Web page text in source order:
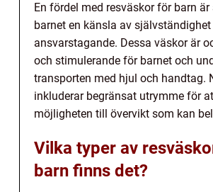
En fördel med resväskor för barn är
barnet en känsla av självständighet
ansvarstagande. Dessa väskor är
och stimulerande för barnet och
transporten med hjul och handtag.
inkluderar begränsat utrymme för
möjligheten till övervikt som kan
Vilka typer av
barn finns det?